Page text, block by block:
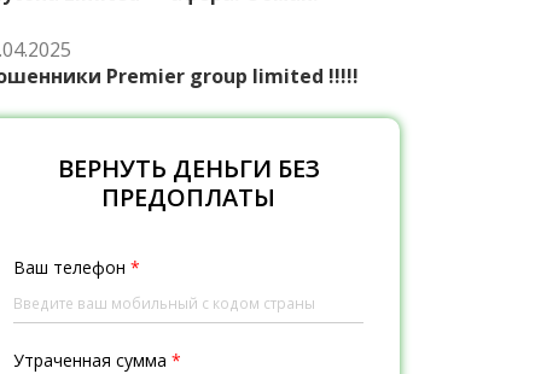
Premier group limited !!!!!
ВЕРНУТЬ ДЕНЬГИ БЕЗ
ПРЕДОПЛАТЫ
Ваш телефон *
Утраченная сумма *